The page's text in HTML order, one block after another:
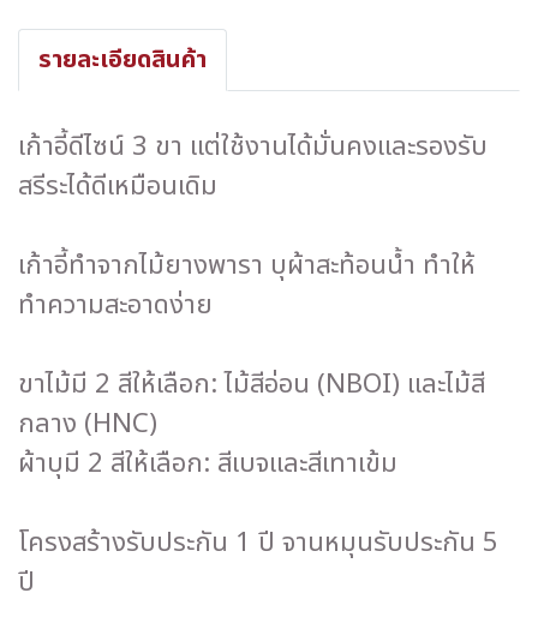
รายละเอียดสินค้า
เก้าอี้ดีไซน์ 3 ขา แต่ใช้งานได้มั่นคงและรองรับ
สรีระได้ดีเหมือนเดิม
เก้าอี้ทำจากไม้ยางพารา บุผ้าสะท้อนน้ำ ทำให้
ทำความสะอาดง่าย
ขาไม้มี 2 สีให้เลือก: ไม้สีอ่อน (NBOI) และไม้สี
กลาง (HNC)
ผ้าบุมี 2 สีให้เลือก: สีเบจและสีเทาเข้ม
โครงสร้างรับประกัน 1 ปี จานหมุนรับประกัน 5
ปี